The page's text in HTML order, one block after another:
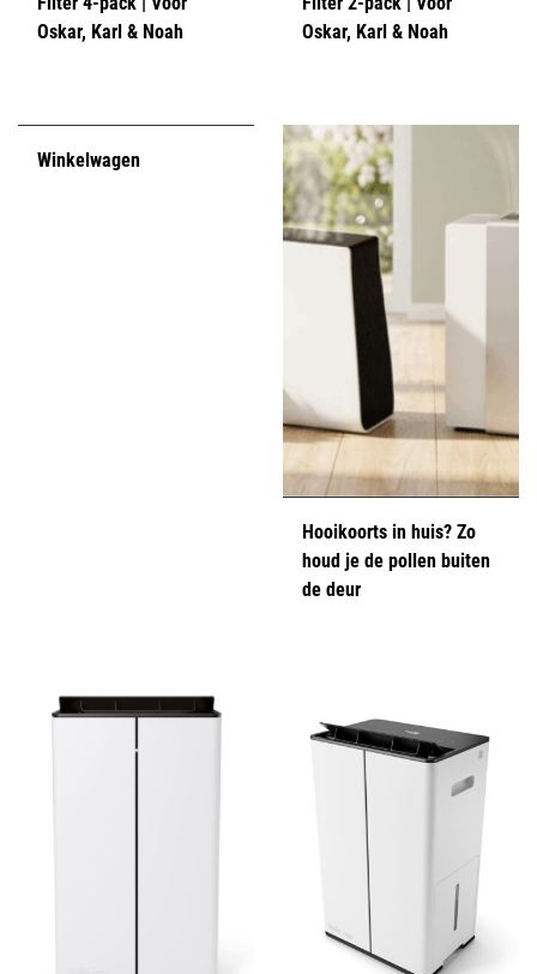
Oskar, Karl & Noah
Oskar, Karl & Noah
Winkelwagen
Hooikoorts in huis? Zo
houd je de pollen buiten
de deur